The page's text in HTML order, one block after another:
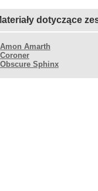
dotyczące
Amon Amarth
Coroner
Obscure Sphinx